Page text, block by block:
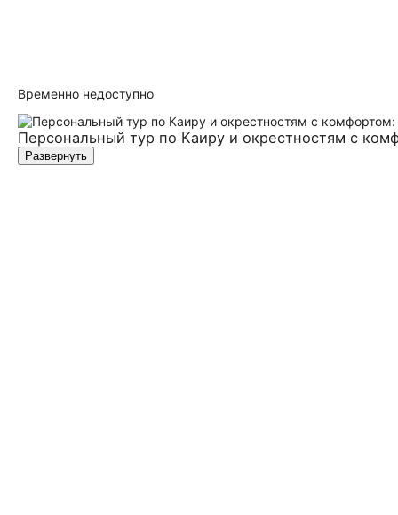
Временно недоступно
Персональный тур по Каиру и окрестностям с
Развернуть